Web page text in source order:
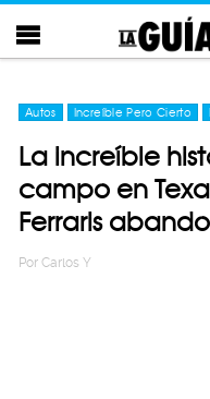
Autos Increíble Pero Cierto
La increíble
campo en
Ferraris
Por Carlos Y